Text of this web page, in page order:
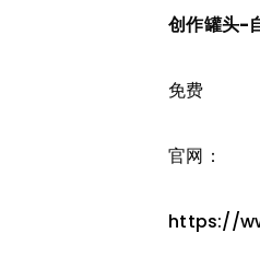
创作罐头-
免费
官网：
https://